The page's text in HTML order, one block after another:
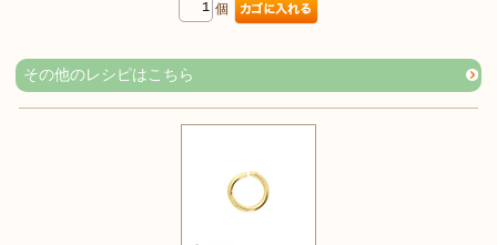
個
その他のレシピはこちら